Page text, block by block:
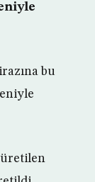
bu
üretilen